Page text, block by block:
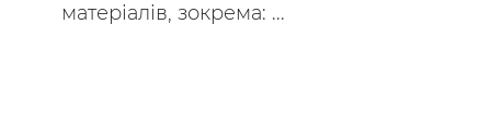
матеріалів, зокрема: ...